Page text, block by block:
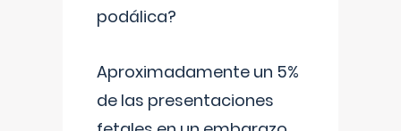
podálica?
Aproximadamente un 5%
de las presentaciones